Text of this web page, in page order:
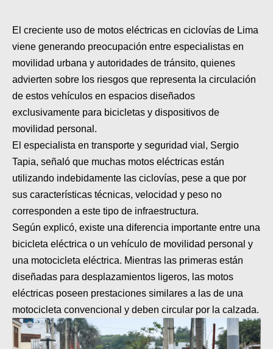
CROSS COUNTRY
MOTOS ACUÁTICAS
NOTICIAS
INTERNACIONALES
NACIONALES
MOBIL
GUÍA DE PRECIOS
MOTOS HONDA PERÚ
MOTOS ZONTES PERÚ
MOTOS HAOJUE PERÚ
El creciente uso de motos eléctricas en ciclovías de Lima
viene generando preocupación entre especialistas en
movilidad urbana y autoridades de tránsito, quienes
advierten sobre los riesgos que representa la circulación
de estos vehículos en espacios diseñados
exclusivamente para bicicletas y dispositivos de
movilidad personal.
El especialista en transporte y seguridad vial, Sergio
Tapia, señaló que muchas motos eléctricas están
utilizando indebidamente las ciclovías, pese a que por
sus características técnicas, velocidad y peso no
corresponden a este tipo de infraestructura.
Según explicó, existe una diferencia importante entre una
bicicleta eléctrica o un vehículo de movilidad personal y
una motocicleta eléctrica. Mientras las primeras están
diseñadas para desplazamientos ligeros, las motos
eléctricas poseen prestaciones similares a las de una
motocicleta convencional y deben circular por la calzada.